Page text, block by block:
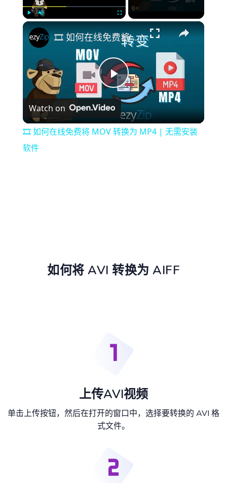
×
Play
Video
🎞️ 如何在线免费将 MOV 转换为 MP4 | 无需安装软件
Watch on
🎞️ 如何在线免费将 MOV 转换为 MP4 | 无需安装
软件
如何将 AVI 转换为 AIFF
上传AVI视频
单击上传按钮，然后在打开的窗口中，选择要转换的 AVI 格
式文件。